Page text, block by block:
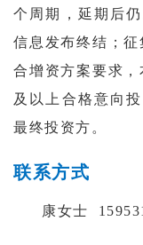
个周期，延期后
信息发布终结；
合增资方案要求
及以上合格意向
最终投资方 。
联系方式
康女士